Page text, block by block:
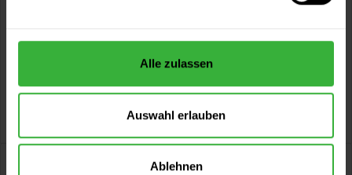
Alle zulassen
Auswahl erlauben
Ablehnen
Persönliche Beratung unter040 60 77 65 23